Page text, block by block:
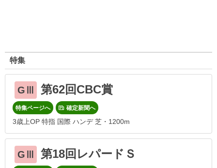
特集
GⅢ 第62回CBC賞
特集ページへ 確定新聞へ
3歳上OP 特指 国際 ハンデ 芝・1200m
GⅢ 第18回レパードＳ